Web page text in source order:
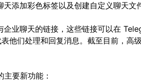
添加彩色标签以及创建自定义聊天文
企业聊天的链接，这些链接可以在
他们处理和回复消息。截至目前，高
要新功能：